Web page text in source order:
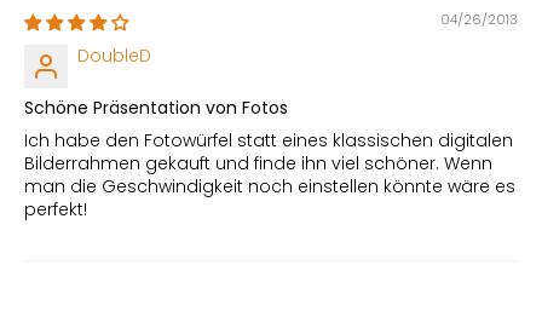
04/26/2013
DoubleD
Schöne Präsentation von Fotos
Ich habe den Fotowürfel statt eines klassischen digitalen
Bilderrahmen gekauft und finde ihn viel schöner. Wenn
man die Geschwindigkeit noch einstellen könnte wäre es
perfekt!